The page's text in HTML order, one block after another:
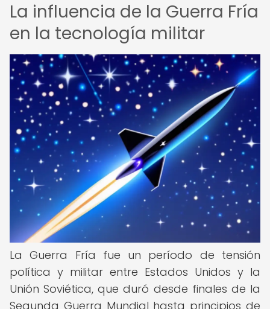
La influencia de la Guerra Fría
en la tecnología militar
La Guerra Fría fue un período de tensión
política y militar entre Estados Unidos y la
Unión Soviética, que duró desde finales de la
Segunda Guerra Mundial hasta principios de